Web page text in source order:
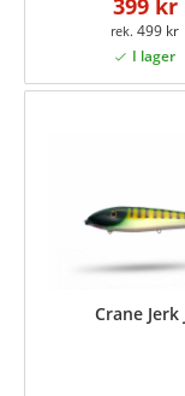
499 kr
Crane Jerk